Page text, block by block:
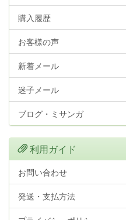
購入履歴
お客様の声
新着メール
迷子メール
ブログ・ミサンガ
利用ガイド
お問い合わせ
発送・支払方法